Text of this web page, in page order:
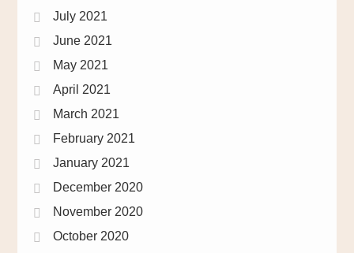
July 2021
June 2021
May 2021
April 2021
March 2021
February 2021
January 2021
December 2020
November 2020
October 2020